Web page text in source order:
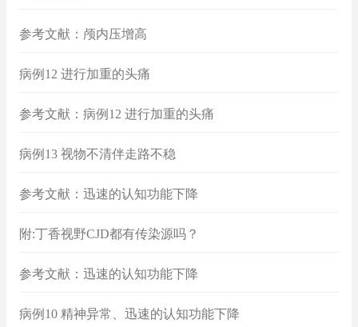
参考文献：颅内压增高
病例12 进行加重的头痛
参考文献：病例12 进行加重的头痛
病例13 视物不清伴走路不稳
参考文献：迅速的认知功能下降
附:丁香视野CJD都有传染源吗？
参考文献：迅速的认知功能下降
病例10 精神异常、迅速的认知功能下降